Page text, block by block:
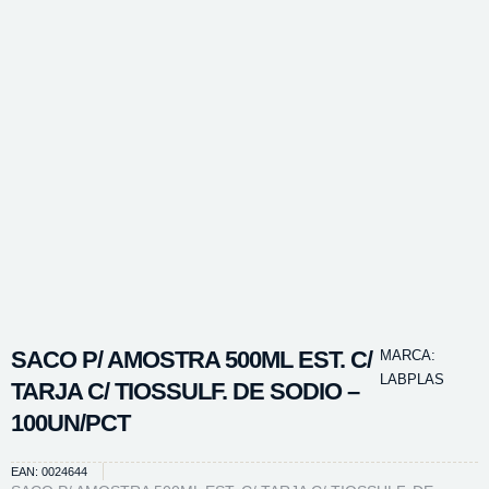
SACO P/ AMOSTRA 500ML EST. C/
TARJA C/ TIOSSULF. DE SODIO –
100UN/PCT
MARCA:
LABPLAS
EAN: 0024644